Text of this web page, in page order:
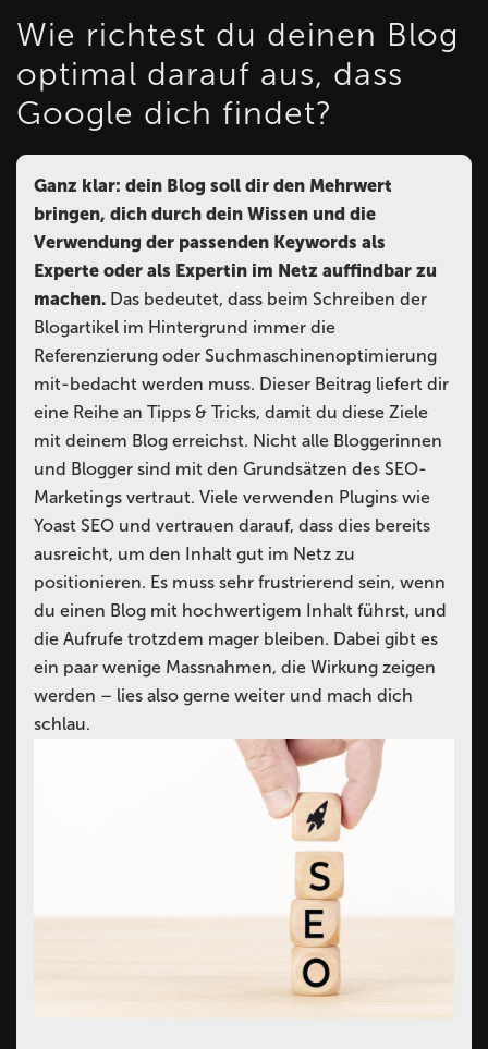
Wie richtest du deinen Blog
optimal darauf aus, dass
Google dich findet?
Ganz klar: dein Blog soll dir den Mehrwert
bringen, dich durch dein Wissen und die
Verwendung der passenden Keywords als
Experte oder als Expertin im Netz auffindbar zu
machen. Das bedeutet, dass beim Schreiben der
Blogartikel im Hintergrund immer die
Referenzierung oder Suchmaschinenoptimierung
mit-bedacht werden muss. Dieser Beitrag liefert dir
eine Reihe an Tipps & Tricks, damit du diese Ziele
mit deinem Blog erreichst. Nicht alle Bloggerinnen
und Blogger sind mit den Grundsätzen des SEO-
Marketings vertraut. Viele verwenden Plugins wie
Yoast SEO und vertrauen darauf, dass dies bereits
ausreicht, um den Inhalt gut im Netz zu
positionieren. Es muss sehr frustrierend sein, wenn
du einen Blog mit hochwertigem Inhalt führst, und
die Aufrufe trotzdem mager bleiben. Dabei gibt es
ein paar wenige Massnahmen, die Wirkung zeigen
werden – lies also gerne weiter und mach dich
schlau.